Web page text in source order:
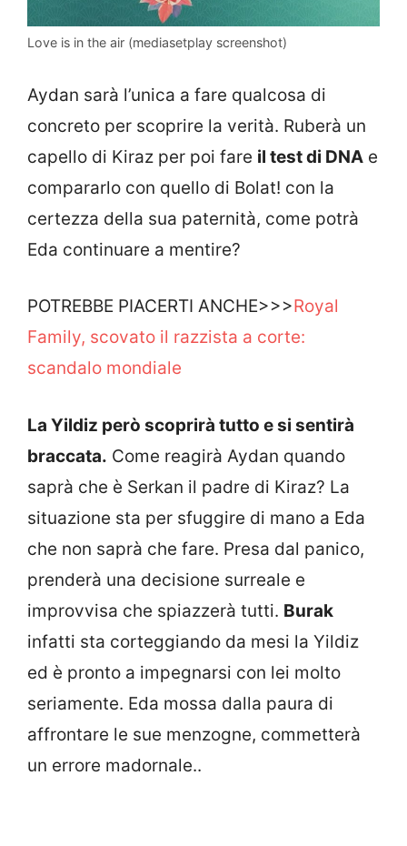
Love is in the air (mediasetplay screenshot)
Aydan sarà l’unica a fare qualcosa di
concreto per scoprire la verità. Ruberà un
capello di Kiraz per poi fare il test di DNA e
compararlo con quello di Bolat! con la
certezza della sua paternità, come potrà
Eda continuare a mentire?
POTREBBE PIACERTI ANCHE>>>Royal
Family, scovato il razzista a corte:
scandalo mondiale
La Yildiz però scoprirà tutto e si sentirà
braccata. Come reagirà Aydan quando
saprà che è Serkan il padre di Kiraz? La
situazione sta per sfuggire di mano a Eda
che non saprà che fare. Presa dal panico,
prenderà una decisione surreale e
improvvisa che spiazzerà tutti. Burak
infatti sta corteggiando da mesi la Yildiz
ed è pronto a impegnarsi con lei molto
seriamente. Eda mossa dalla paura di
affrontare le sue menzogne, commetterà
un errore madornale..